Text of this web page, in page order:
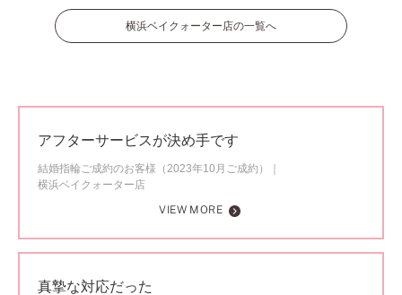
横浜ベイクォーター店の一覧へ
アフターサービスが決め手です
結婚指輪ご成約のお客様（2023年10月ご成約）
横浜ベイクォーター店
VIEW MORE
真摯な対応だった